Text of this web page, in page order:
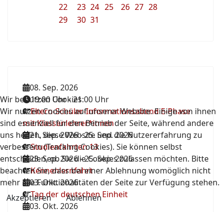
22
23 24 25 26 27 28
29
30 31
08. Sep. 2026
19:00 Uhr-21:00 Uhr
Eltern-Schüler-Informationsabend E-Phase
mit Klassenlehrer*innen
21. Sep. 2026-25. Sep. 2026
Studienfahrten 13
23. Sep. 2026-25. Sep. 2026
Kennenlernfahrt
03. Okt. 2026
Tag der deutschen Einheit
03. Okt. 2026
Wir benutzen Cookies
Wir nutzen Cookies auf unserer Website. Einige von ihnen
sind essenziell für den Betrieb der Seite, während andere
uns helfen, diese Website und die Nutzererfahrung zu
verbessern (Tracking Cookies). Sie können selbst
entscheiden, ob Sie die Cookies zulassen möchten. Bitte
beachten Sie, dass bei einer Ablehnung womöglich nicht
mehr alle Funktionalitäten der Seite zur Verfügung stehen.
Akzeptieren
Ablehnen